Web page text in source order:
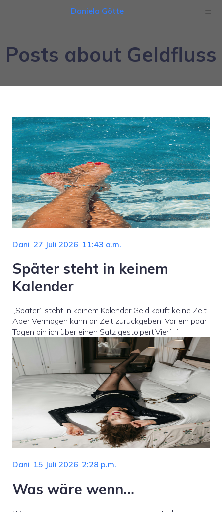
Daniela Götte
Posts about Geldfluss
Dani-27 Juli 2026-11:43 a.m.
Später steht in keinem
Kalender
„Später“ steht in keinem Kalender Geld kauft keine Zeit.
Aber Vermögen kann dir Zeit zurückgeben. Vor ein paar
Tagen bin ich über einen Satz gestolpert.Vier[…]
Dani-15 Juli 2026-2:28 p.m.
Was wäre wenn…